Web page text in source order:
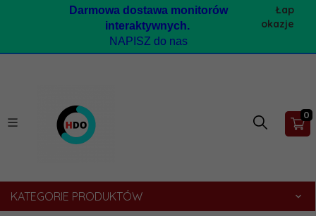
Darmowa dostawa monitorów
interaktywnych.
NAPISZ do nas
Łap
okazje
0
KATEGORIE PRODUKTÓW